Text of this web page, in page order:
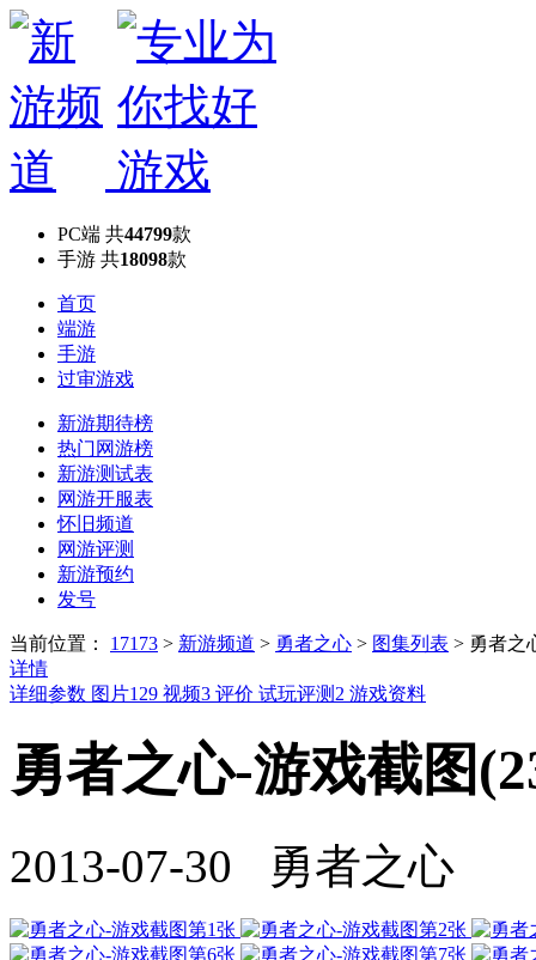
PC端 共44799款
手游 共18098款
首页
端游
手游
过审游戏
新游期待榜
热门网游榜
新游测试表
网游开服表
怀旧频道
网游评测
新游预约
发号
当前位置： 17173 > 新游频道 > 勇者之心 > 图集列表 > 勇者之
详情
详细参数 图片129 视频3 评价 试玩评测 2 游戏资料
勇者之心-游戏截图
2013-07-30 勇者之心